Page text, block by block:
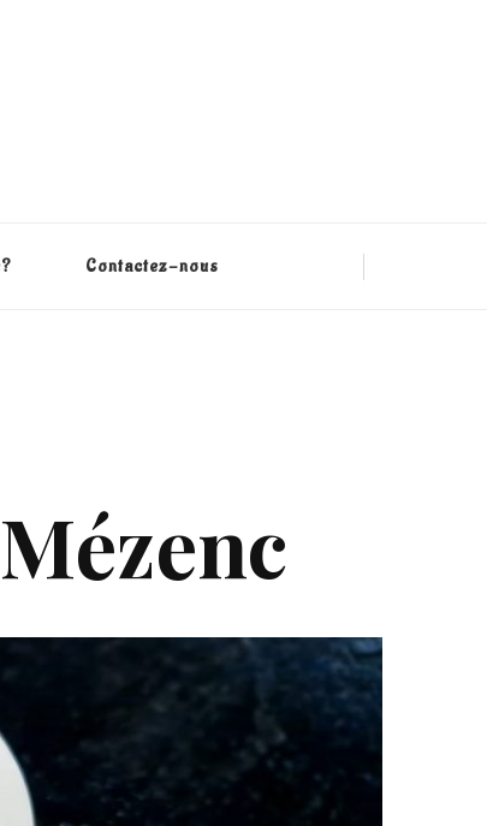
Contactez-nous